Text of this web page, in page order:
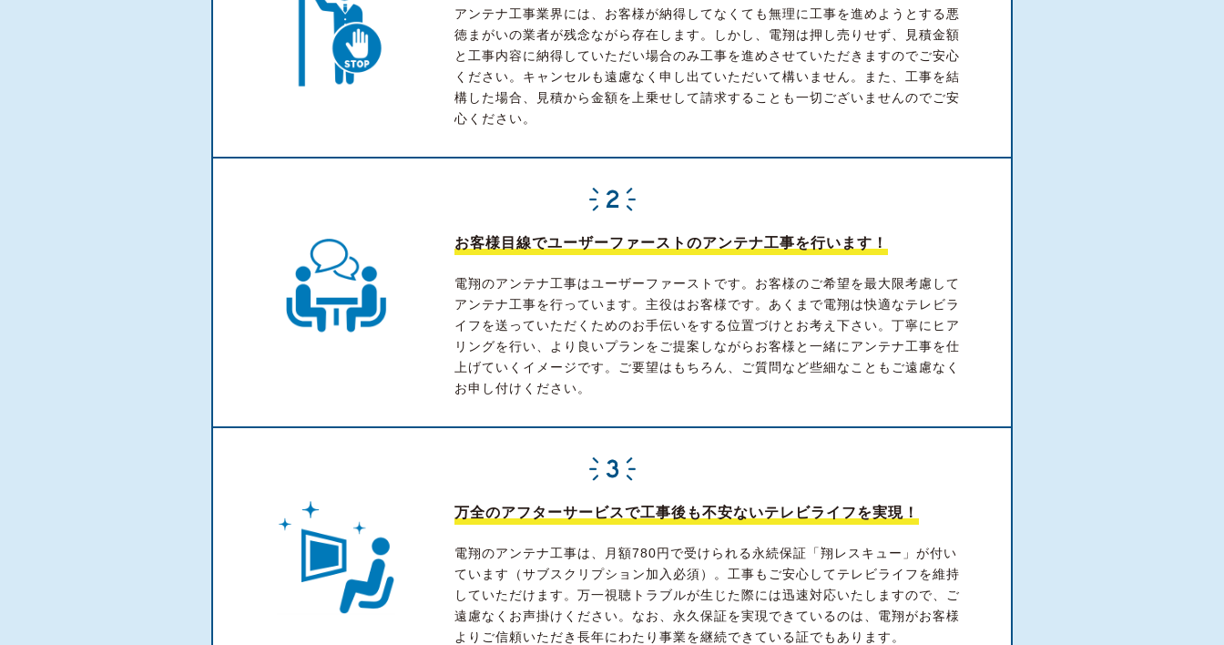
アンテナ工事業界には、お客様が納得してなくても無理に工事を進めようとする悪
徳まがいの業者が残念ながら存在します。しかし、電翔は押し売りせず、見積金額
と工事内容に納得していただい場合のみ工事を進めさせていただきますのでご安心
ください。キャンセルも遠慮なく申し出ていただいて構いません。また、工事を結
構した場合、見積から金額を上乗せして請求することも一切ございませんのでご安
心ください。
お客様目線でユーザーファーストのアンテナ工事を行います！
電翔のアンテナ工事はユーザーファーストです。お客様のご希望を最大限考慮して
アンテナ工事を行っています。主役はお客様です。あくまで電翔は快適なテレビラ
イフを送っていただくためのお手伝いをする位置づけとお考え下さい。丁寧にヒア
リングを行い、より良いプランをご提案しながらお客様と一緒にアンテナ工事を仕
上げていくイメージです。ご要望はもちろん、ご質問など些細なこともご遠慮なく
お申し付けください。
万全のアフターサービスで工事後も不安ないテレビライフを実現！
電翔のアンテナ工事は、月額780円で受けられる永続保証「翔レスキュー」が付い
ています（サブスクリプション加入必須）。工事もご安心してテレビライフを維持
していただけます。万一視聴トラブルが生じた際には迅速対応いたしますので、ご
遠慮なくお声掛けください。なお、永久保証を実現できているのは、電翔がお客様
よりご信頼いただき長年にわたり事業を継続できている証でもあります。